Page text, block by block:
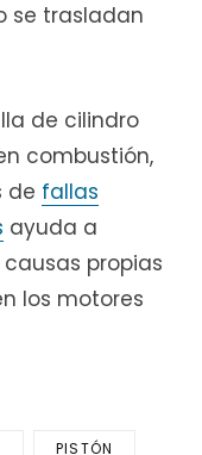
se trasladan
de cilindro
combustión,
de fallas
ayuda a
propias
los motores
PISTÓN